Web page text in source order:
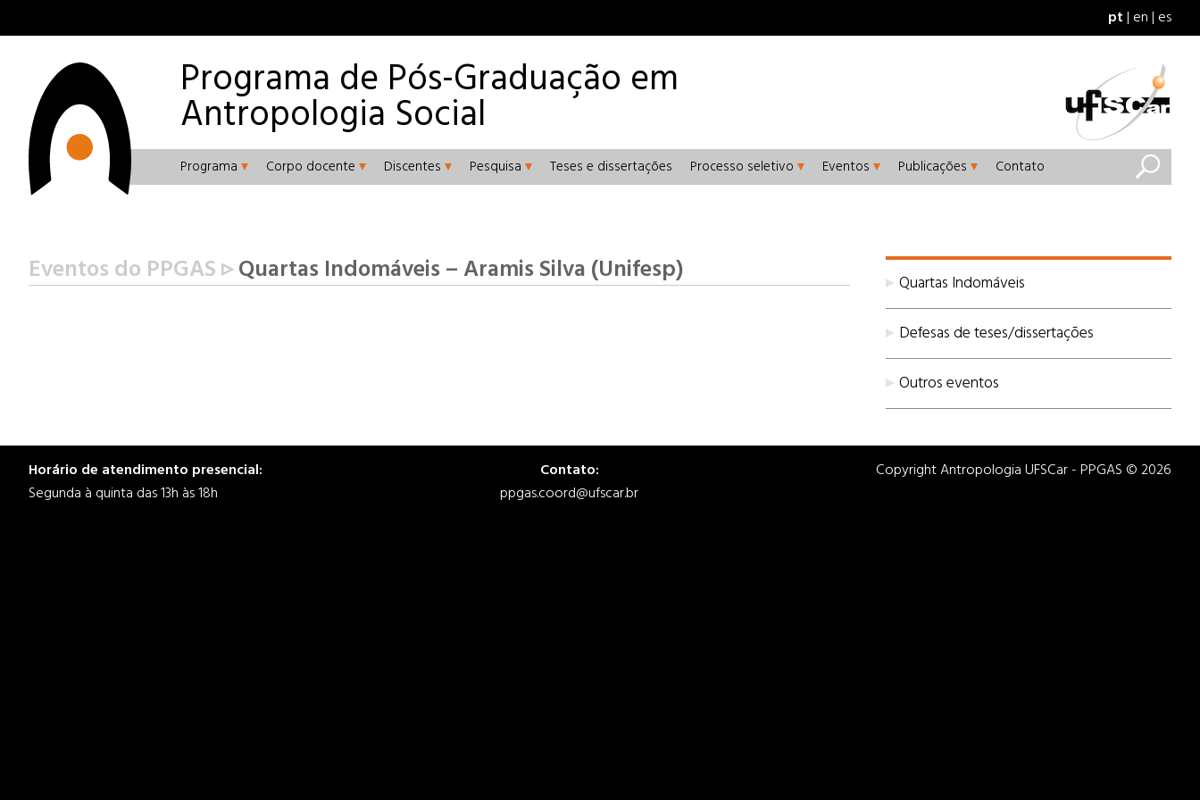
pt en es
Programa de Pós-Graduação em
Antropologia Social
Programa Corpo docente Discentes Pesquisa Teses e dissertações Processo seletivo Eventos Publicações Contato
Eventos do PPGAS ▹Quartas Indomáveis – Aramis Silva (Unifesp)
Quartas Indomáveis
Defesas de teses/dissertações
Outros eventos
Horário de atendimento presencial:
Segunda à quinta das 13h às 18h
Contato:
ppgas.coord@ufscar.br
Copyright Antropologia UFSCar - PPGAS © 2026